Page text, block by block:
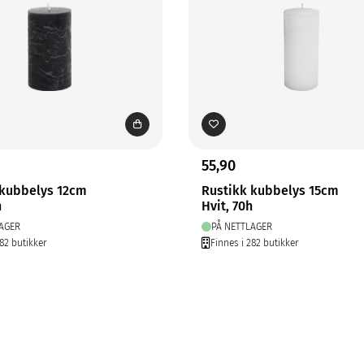
12cm
butikker
55,90
Rustikk kubbelys 15cm
Hvit, 70h
PÅ NETTLAGER
Finnes i 282 butikker